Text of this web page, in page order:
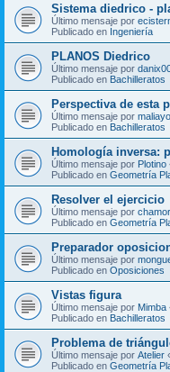
Sistema diedrico -
Último mensaje por
Publicado en Ingeniería
PLANOS Diedrico
Último mensaje por
Publicado en Bachilleratos
Perspectiva de esta
Último mensaje por maliayo
Publicado en Bachilleratos
Homología inversa:
Último mensaje por Plotino
Publicado en Geometría
Resolver el ejercicio
Último mensaje por
Publicado en Geometría
Preparador
Último mensaje por
Publicado en Oposiciones
Vistas figura
Último mensaje por Mimba
Publicado en Bachilleratos
Problema de
Último mensaje por Atelier
Publicado en Geometría